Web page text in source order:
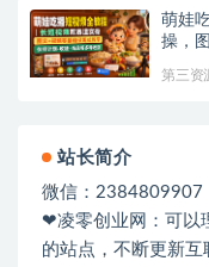
萌娃
操，
第三资
站长简介
微信：2384809907
❤凌零创业网：可以
的站点，不断更新互